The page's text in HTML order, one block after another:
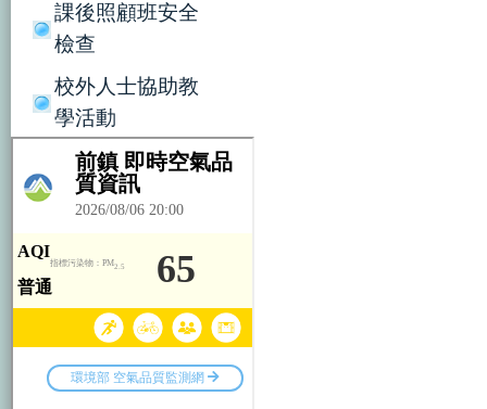
課後照顧班安全
檢查
校外人士協助教
學活動